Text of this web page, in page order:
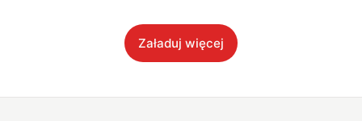
Załaduj więcej